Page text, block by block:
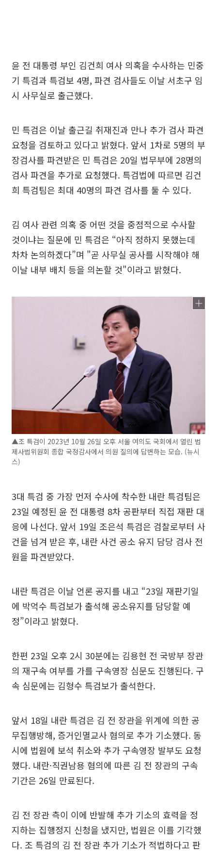
윤 전 대통령 부인 김건희 여사 의혹을 수사하는 민중
기 특검과 특검보 4명, 파견 검사들도 이날 서초구 임
시 사무실로 출근했다.
민 특검은 이날 출근길 취재진과 만나 추가 검사 파견
요청을 검토하고 있다고 밝혔다. 앞서 1차로 5명의 부
장검사를 파견받은 민 특검은 20일 법무부에 28명의
검사 파견을 추가로 요청했다. 특검법에 따르면 김건
희 특검팀은 최대 40명의 파견 검사를 둘 수 있다.
김 여사 관련 의혹 중 어떤 것을 중점적으로 수사할
것이냐는 질문에 민 특검은 “아직 정하지 못했는데
차차 논의하겠다”며 "곧 사무실 공사를 시작해야 해
이날 내부 배치 등을 의논할 것"이라고 밝혔다.
▲조 특검이 2023년 10월 26일 오후 서울 여의도 국회에서 열린 법
제사법위원회 종합 국정감사에서 의원 질의에 답변하는 모습. (뉴시
스)
3대 특검 중 가장 먼저 수사에 착수한 내란 특검팀은
23일 예정된 윤 전 대통령 8차 공판부터 직접 재판 대
응에 나선다. 앞서 19일 조은석 특검은 검찰로부터 사
건을 넘겨 받은 후, 내란 사건 공소 유지 담당 검사 전
원을 파견받았다.
내란 특검은 이날 언론 공지를 내고 “23일 재판기일
에 박억수 특검보가 출석해 공소유지를 담당할 예
정”이라고 밝혔다.
한편 23일 오후 2시 30분에는 김용현 전 국방부 장관
의 재구속 여부를 가를 구속영장 심문도 진행된다. 구
속 심문에는 김형수 특검보가 출석한다.
앞서 18일 내란 특검은 김 전 장관을 위계에 의한 공
무집행방해, 증거인멸교사 혐의로 추가 기소했다. 동
시에 법원에 보석 취소와 추가 구속영장 발부도 요청
했다. 내란·직권남용 혐의에 따른 김 전 장관의 구속
기간은 26일 만료된다.
김 전 장관 측이 이에 반발해 추가 기소의 효력을 정
지하는 집행정지 신청을 냈지만, 법원은 이를 기각했
다. 조 특검의 김 전 장관 추가 기소가 적법하다고 판